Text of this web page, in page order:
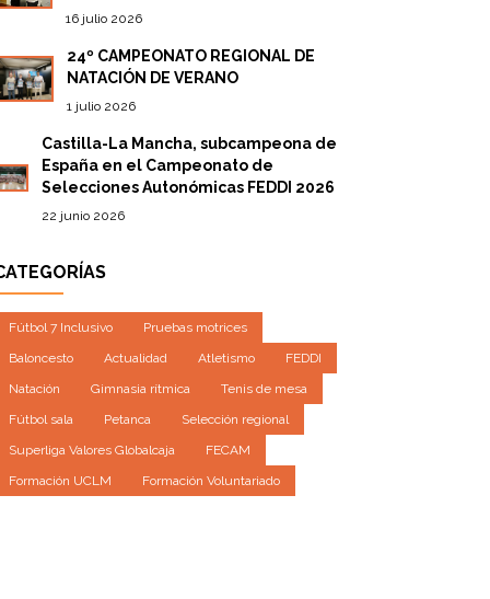
16 julio 2026
24º CAMPEONATO REGIONAL DE
NATACIÓN DE VERANO
1 julio 2026
Castilla-La Mancha, subcampeona de
España en el Campeonato de
Selecciones Autonómicas FEDDI 2026
22 junio 2026
Fútbol 7 Inclusivo
Pruebas motrices
Baloncesto
Actualidad Atletismo
FEDDI
Natación
Gimnasia rítmica
Tenis de mesa
Fútbol sala
Petanca
Selección regional
Superliga Valores Globalcaja
FECAM
Formación UCLM
Formación Voluntariado